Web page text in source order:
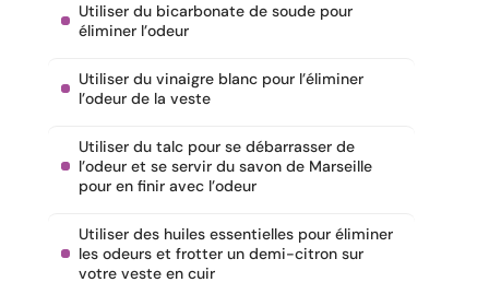
Utiliser du bicarbonate de soude pour
éliminer l’odeur
Utiliser du vinaigre blanc pour l’éliminer
l’odeur de la veste
Utiliser du talc pour se débarrasser de
l’odeur et se servir du savon de Marseille
pour en finir avec l’odeur
Utiliser des huiles essentielles pour éliminer
les odeurs et frotter un demi-citron sur
votre veste en cuir